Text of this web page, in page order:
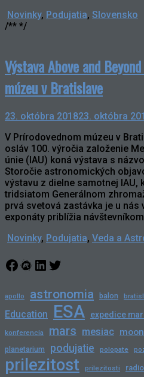
Novinky, Podujatia, Slovensko
/** */
Výstava Above and
múzeu v Bratislave
23. októbra 201823. októbra
V Prírodovednom múzeu v
osláv 100. výročia založenie
únie (IAU) koná výstava s
Storočie astronomických
výstavu z dielne samotnej IAU,
tridsiatom Generálnom
prvá svetová zastávka je u nás
exponáty priblížia
Novinky, Podujatia, Veda a
Facebook
Meetup
LinkedIn
Twitter
apollo astronomia balon
Education ESA expedice
konferencia mars mesiac moon
planetarium podujatie polopate
prilezitost prilezitosti